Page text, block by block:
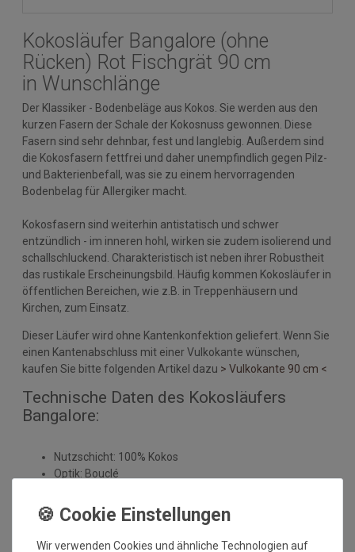
Kokosläufer Bangalore (ohne
Rücken) Rot Fischgrät 90 cm
in Wunschlänge
Der Klassiker - Bodenbeläge aus Kokos. Sie werden aus den
kurzen Fasern der Schale der Kokosnuss gewonnen. Diese
Fasern sind sehr dehnbar, fest und langlebig. Außerdem sind
die Kokosfasern fettfrei und daher unempfindlich gegen Pilz-
und Bakterienbefall, was sie zu einem hervorragenden
Bodenbelag für Allergiker macht.
Kokosfasern sind weiterhin antistatisch und schwer
entzündlich - im inneren hohl, wirken sie zudem isolierend und
schallschluckend. Charakteristisch ist neben ihrer Robustheit
das rustikale Erscheinungsbild. Häufig kommen Kokosläufer in
öffentlichen Bereichen, wie z.B. in Treppenhäusern und
Kirchen, zum Einsatz.
Dieser Läufer wird ohne Kantenkonfektion geliefert. Wenn Sie
einen Kantenabschluss mit einer Vulkokante wünschen,
kaufen Sie bitte folgenden Artikel dazu > Vulkokante 90 cm <
Technische Daten des Kokosläufers
Bangalore:
Nutzschicht: 100% Kokos
Optik: Bouclé
wird ohne Kantenabschluss an den Schnittkanten
geliefert - auf Wunsch kann der Läufer mit einer
Vulkokante angefertigt werden - Diesen können Sie hier
Wir verwenden Cookies und ähnliche Technologien auf